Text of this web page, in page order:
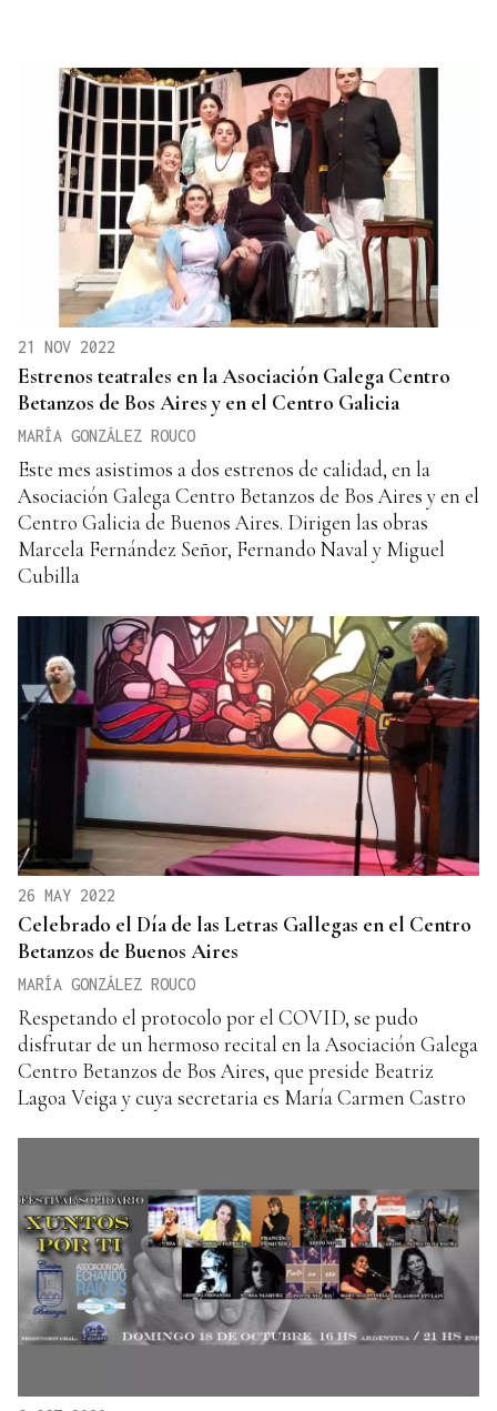
21 NOV 2022
Estrenos teatrales en la Asociación Galega Centro
Betanzos de Bos Aires y en el Centro Galicia
MARÍA GONZÁLEZ ROUCO
Este mes asistimos a dos estrenos de calidad, en la
Asociación Galega Centro Betanzos de Bos Aires y en el
Centro Galicia de Buenos Aires. Dirigen las obras
Marcela Fernández Señor, Fernando Naval y Miguel
Cubilla
26 MAY 2022
Celebrado el Día de las Letras Gallegas en el Centro
Betanzos de Buenos Aires
MARÍA GONZÁLEZ ROUCO
Respetando el protocolo por el COVID, se pudo
disfrutar de un hermoso recital en la Asociación Galega
Centro Betanzos de Bos Aires, que preside Beatriz
Lagoa Veiga y cuya secretaria es María Carmen Castro